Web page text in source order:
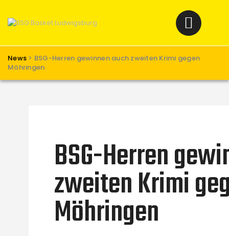
News > BSG-Herren gewinnen auch zweiten Krimi gegen
Möhringen
News
Verein
Teams W
Teams M
BSG-Herren
zweiten Krimi
Möhringen